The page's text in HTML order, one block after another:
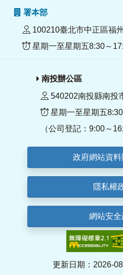
署本部
100210臺北市中正區福
星期一至星期五8:30～
南投辦公區
540202南投縣南投
星期一至星期五
（公司登記：9:00～
政府網站資
隱私權
網站安
更新日期：2026-